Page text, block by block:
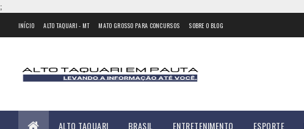
;
INÍCIO ALTO TAQUARI - MT MATO GROSSO PARA CONCURSOS SOBRE O BLOG
ALTO TAQUARI BRASIL ENTRETENIMENTO ESPORTE